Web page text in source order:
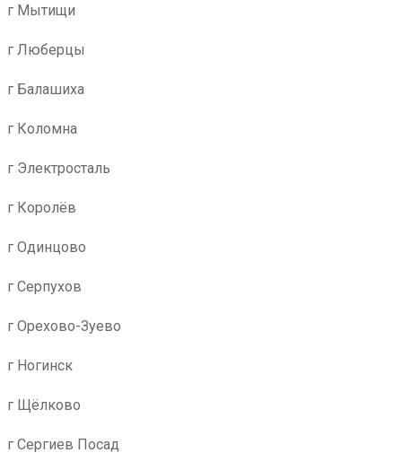
г Мытищи
г Люберцы
г Балашиха
г Коломна
г Электросталь
г Королёв
г Одинцово
г Серпухов
г Орехово-Зуево
г Ногинск
г Щёлково
г Сергиев Посад